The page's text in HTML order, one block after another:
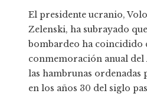
El presidente ucranio,
Zelenski, ha subrayado
bombardeo ha coincidido
conmemoración anual del
las hambrunas ordenadas
en los años 30 del siglo